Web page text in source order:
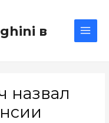
в
назвал